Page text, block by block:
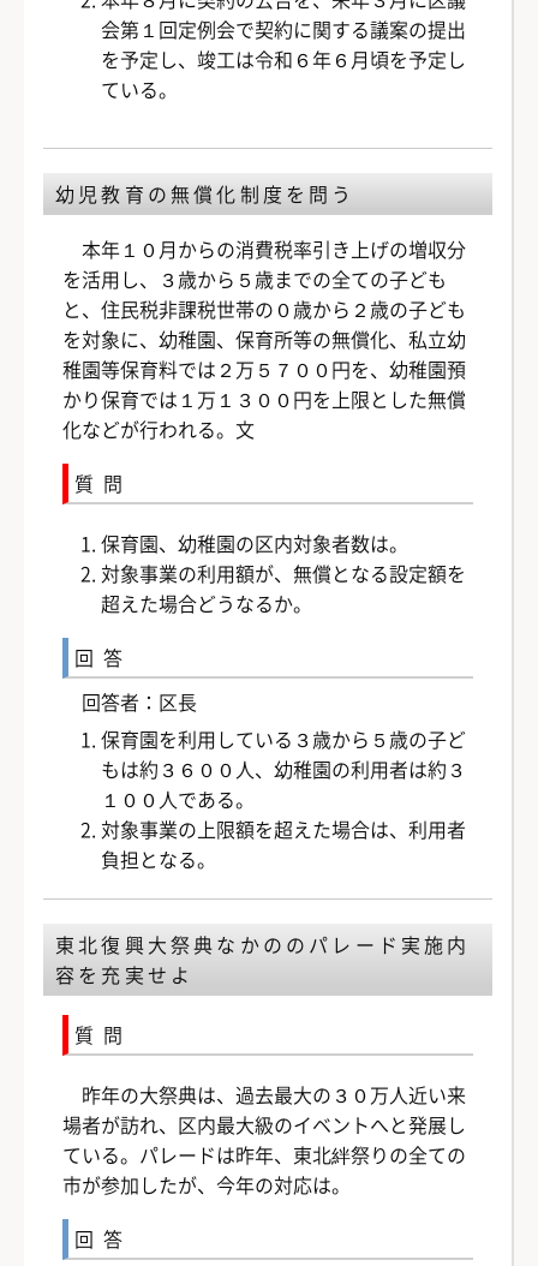
会第１回定例会で契約に関する議案の提出
を予定し、竣工は令和６年６月頃を予定し
ている。
幼児教育の無償化制度を問う
本年１０月からの消費税率引き上げの増収分
を活用し、３歳から５歳までの全ての子ども
と、住民税非課税世帯の０歳から２歳の子ども
を対象に、幼稚園、保育所等の無償化、私立幼
稚園等保育料では２万５７００円を、幼稚園預
かり保育では１万１３００円を上限とした無償
化などが行われる。文
質問
保育園、幼稚園の区内対象者数は。
対象事業の利用額が、無償となる設定額を
超えた場合どうなるか。
回答
回答者：区長
保育園を利用している３歳から５歳の子ど
もは約３６００人、幼稚園の利用者は約３
１００人である。
対象事業の上限額を超えた場合は、利用者
負担となる。
東北復興大祭典なかののパレード実施内
容を充実せよ
質問
昨年の大祭典は、過去最大の３０万人近い来
場者が訪れ、区内最大級のイベントへと発展し
ている。パレードは昨年、東北絆祭りの全ての
市が参加したが、今年の対応は。
回答